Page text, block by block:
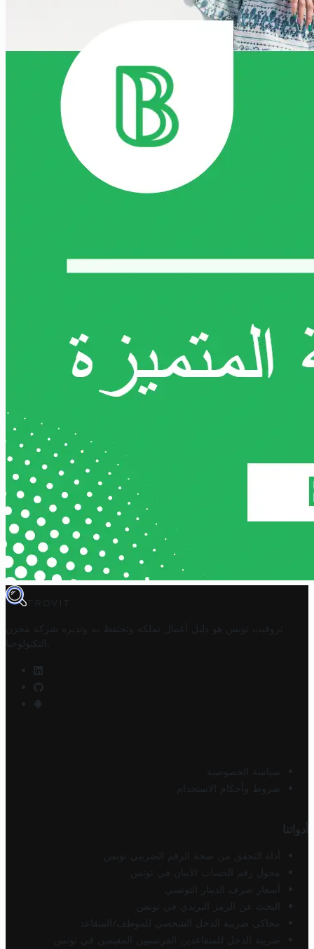
TROVIT
تروفيت تونس هو دليل أعمال تملكه وتحتفظ به وتديره
شركة مخزن
التكنولوجيا
سياسة الخصوصية
شروط وأحكام الاستخدام
أدواتنا
أداة التحقق من صحة الرقم الضريبي تونس
محول رقم الحساب الآيبان في تونس
أسعار صرف الدينار التونسي
البحث عن الرمز البريدي في تونس
محاكي ضريبة الدخل الشخصي للموظف/المتقاعد
ضريبة الدخل للمتقاعدين الفرنسيين المقيمين في تونس